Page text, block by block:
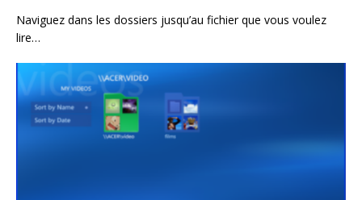
Naviguez dans les dossiers jusqu’au fichier que vous voulez
lire…